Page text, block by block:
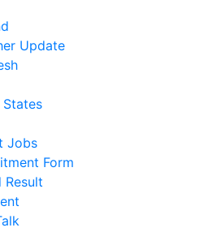
Update
States
Jobs
Form
Result